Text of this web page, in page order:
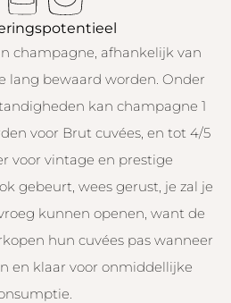
champagne, afhankelijk van
lang bewaard worden. Onder
kan champagne 1
voor Brut cuvées, en tot 4/5
voor vintage en prestige
gebeurt, wees gerust, je zal je
kunnen openen, want de
hun cuvées pas wanneer
en klaar voor onmiddellijke